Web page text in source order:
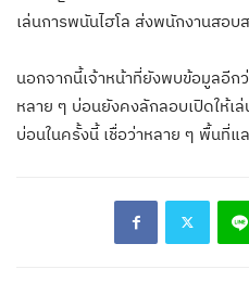
เล่นการพนันไฮโล ส่งพนักงานสอ
นอกจากนี้เจ้าหน้าที่ยังพบข้อมูลอีก
หลาย ๆ บ่อนยังคงลักลอบเปิดให้เ
บ่อนในครั้งนี้ เชื่อว่าหลาย ๆ พื้นที่แ